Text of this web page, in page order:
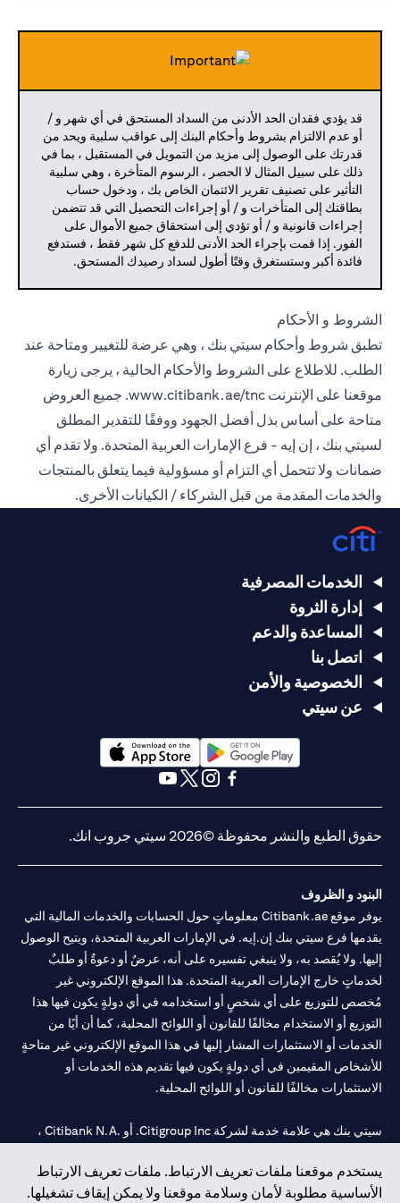
قد يؤدي فقدان الحد الأدنى من السداد المستحق في أي شهر و /
أو عدم الالتزام بشروط وأحكام البنك إلى عواقب سلبية ويحد من
قدرتك على الوصول إلى مزيد من التمويل في المستقبل ، بما في
ذلك على سبيل المثال لا الحصر ، الرسوم المتأخرة ، وهي سلبية
التأثير على تصنيف تقرير الائتمان الخاص بك ، ودخول حساب
بطاقتك إلى المتأخرات و / أو إجراءات التحصيل التي قد تتضمن
إجراءات قانونية و / أو تؤدي إلى استحقاق جميع الأموال على
الفور. إذا قمت بإجراء الحد الأدنى للدفع كل شهر فقط ، فستدفع
فائدة أكبر وستستغرق وقتًا أطول لسداد رصيدك المستحق.
الشروط و الأحكام
تطبق شروط وأحكام سيتي بنك ، وهي عرضة للتغيير ومتاحة عند
الطلب. للاطلاع على الشروط والأحكام الحالية ، يرجى زيارة
موقعنا على الإنترنت www.citibank.ae/tnc. جميع العروض
متاحة على أساس بذل أفضل الجهود ووفقًا للتقدير المطلق
لسيتي بنك ، إن إيه - فرع الإمارات العربية المتحدة. ولا تقدم أي
ضمانات ولا تتحمل أي التزام أو مسؤولية فيما يتعلق بالمنتجات
والخدمات المقدمة من قبل الشركاء / الكيانات الأخرى.
يستخدم موقعنا ملفات تعريف الارتباط. ملفات تعريف الارتباط
الأساسية مطلوبة لأمان وسلامة موقعنا ولا يمكن إيقاف تشغيلها.
الخدمات المصرفية
إدارة الثروة
المساعدة والدعم
اتصل بنا
الخصوصية والأمن
عن سيتي
(opens in a new tab)
حقوق الطبع والنشر محفوظة ©2026 سيتي جروب انك.
البنود و الظروف
يوفر موقع Citibank.ae معلوماتٍ حول الحسابات والخدمات المالية التي
يقدمها فرع سيتي بنك إن.إيه. في الإمارات العربية المتحدة، ويتيح الوصول
إليها. ولا يُقصد به، ولا ينبغي تفسيره على أنه، عرضٌ أو دعوةٌ أو طلبٌ
لخدماتٍ خارج الإمارات العربية المتحدة. هذا الموقع الإلكتروني غير
مُخصص للتوزيع على أي شخصٍ أو استخدامه في أي دولةٍ يكون فيها هذا
التوزيع أو الاستخدام مخالفًا للقانون أو اللوائح المحلية، كما أن أيًا من
الخدمات أو الاستثمارات المشار إليها في هذا الموقع الإلكتروني غير متاحةٍ
للأشخاص المقيمين في أي دولةٍ يكون فيها تقديم هذه الخدمات أو
الاستثمارات مخالفًا للقانون أو اللوائح المحلية.
سيتي بنك هي علامة خدمة لشركة Citigroup Inc. أو .Citibank N.A ،
سيتي بنك إن. إيه. الإمارات مسجل لدى مصرف الإمارات المركزي تحت